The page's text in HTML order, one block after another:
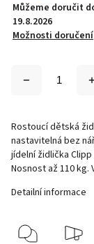
Můžeme doručit
19.8.2026
Možnosti doručení
Rostoucí dětská
nastavitelná bez
jídelní židlička Clipp
Nosnost až 110
Detailní informace